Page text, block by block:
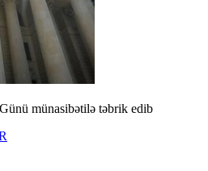
münasibətilə təbrik edib